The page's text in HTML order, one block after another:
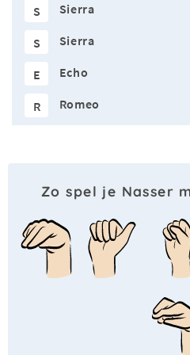
S Sierra
S Sierra
E Echo
R Romeo
Zo spel je Nasser